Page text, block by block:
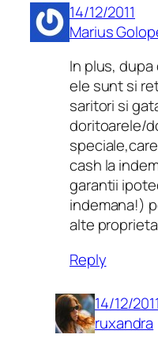
14/12/2011
Marius
In plus,
ele sunt si
saritori si
doritoarele/
cash la
garantii
indemana!)
alte
Reply
14/12/2011
ruxandra